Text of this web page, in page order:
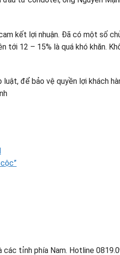
kết lợi nhuận. Đã có một số
tới 12 – 15% là quá khó khăn.
để bảo vệ quyền lợi khách
tỉnh phía Nam. Hotline